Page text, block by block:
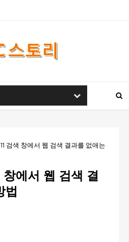
검색 창에서 웹 검색 결과를 없애는
창에서 웹 검색 결
법